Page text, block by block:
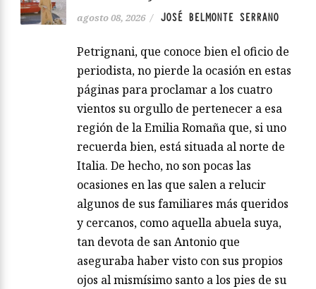
agosto 08, 2026 / JOSÉ BELMONTE SERRANO
Petrignani, que conoce bien el oficio de
periodista, no pierde la ocasión en estas
páginas para proclamar a los cuatro
vientos su orgullo de pertenecer a esa
región de la Emilia Romaña que, si uno
recuerda bien, está situada al norte de
Italia. De hecho, no son pocas las
ocasiones en las que salen a relucir
algunos de sus familiares más queridos
y cercanos, como aquella abuela suya,
tan devota de san Antonio que
aseguraba haber visto con sus propios
ojos al mismísimo santo a los pies de su